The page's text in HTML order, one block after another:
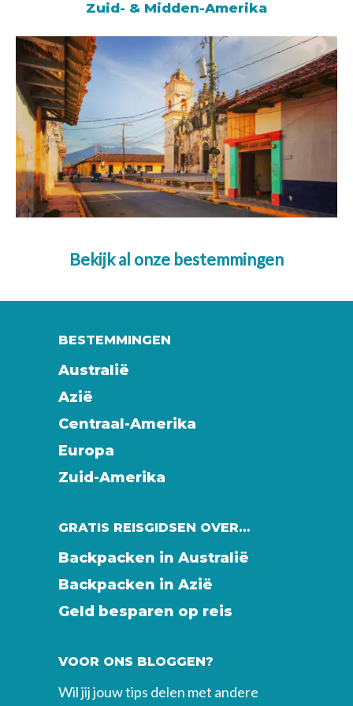
Zuid- & Midden-Amerika
Bekijk al onze bestemmingen
BESTEMMINGEN
Australië
Azië
Centraal-Amerika
Europa
Zuid-Amerika
GRATIS REISGIDSEN OVER…
Backpacken in Australië
Backpacken in Azië
Geld besparen op reis
VOOR ONS BLOGGEN?
Wil jij jouw tips delen met andere